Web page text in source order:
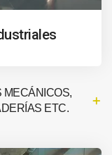
MECÁNICOS,
ETC.